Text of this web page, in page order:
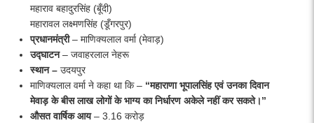
महाराव बहादुरसिंह (बूँदी)
महारावल लक्ष्मणसिंह (डूँगरपुर)
प्रधानमंत्री – माणिक्यलाल वर्मा (मेवाड़)
उद्घाटन– जवाहरलाल नेहरू
स्थान – उदयपुर
माणिक्यलाल वर्मा ने कहा था कि – “महाराणा भूपालसिंह एवं उनकादिवान
मेवाड़ के बीस लाख लोगों के भाग्य का निर्धारण अकेले नहीं कर सकते।”
औसत वार्षिक आय– 3.16 करोड़